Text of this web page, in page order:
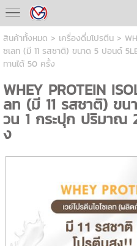
สินค้าทั้งหมด > เครื่องดื่มโปรตีน>
ซเลท (มี 11 รสชาติ) ขนาด 5 ปอนด์
ทานได้ 50 ครั้ง
WHEY PROTEIN
ลท (มี 11 รสชาติ) ข
วน 1 กระปุก ปริมาณ
ง